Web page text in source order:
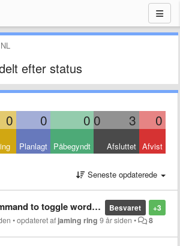
efter status
0 0 0 0 3 0
Planlagt Påbegyndt Afsluttet Afvist
Seneste opdaterede
+3
Besvaret
word wrapping been implemented yet?
•opdateret af jaming ring 9 år siden • 8